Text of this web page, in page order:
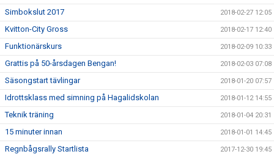
Simbokslut 2017 2018-02-27 12:05
Kvitton-City Gross 2018-02-17 12:40
Funktionärskurs 2018-02-09 10:33
Grattis på 50-årsdagen Bengan! 2018-02-03 07:08
Säsongstart tävlingar 2018-01-20 07:57
Idrottsklass med simning på Hagalidskolan 2018-01-12 14:55
Teknik träning 2018-01-04 20:31
15 minuter innan 2018-01-01 14:45
Regnbågsrally Startlista 2017-12-30 19:45